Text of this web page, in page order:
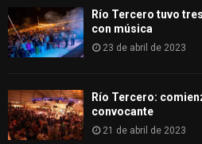
Río Tercero tuvo
con música
23 de abril de 2023
Río Tercero:
convocante
21 de abril de 2023